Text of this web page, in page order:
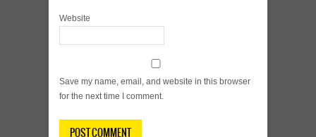
Website
Save my name, email, and website in this browser
for the next time I comment.